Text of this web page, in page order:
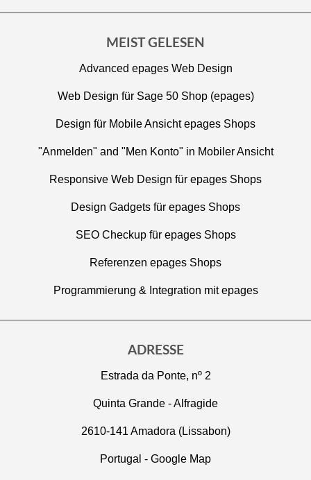
MEIST GELESEN
Advanced epages Web Design
Web Design für Sage 50 Shop (epages)
Design für Mobile Ansicht epages Shops
"Anmelden" and "Men Konto" in Mobiler Ansicht
Responsive Web Design für epages Shops
Design Gadgets für epages Shops
SEO Checkup für epages Shops
Referenzen epages Shops
Programmierung & Integration mit epages
ADRESSE
Estrada da Ponte, nº 2
Quinta Grande - Alfragide
2610-141 Amadora (Lissabon)
Portugal - Google Map